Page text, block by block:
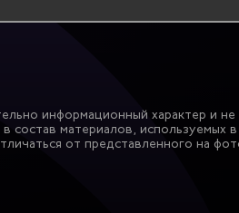
информационный характер и
состав материалов,
от представленного на